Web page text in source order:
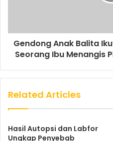
Gendong Anak Balita
Seorang Ibu Menangis
Related Articles
Hasil Autopsi dan Labfor
Ungkap Penyebab